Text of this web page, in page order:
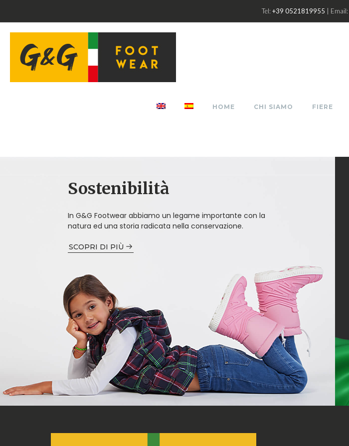
Tel: +39 0521819955 | Email:
HOME CHI SIAMO FIERE
Sostenibilità
In G&G Footwear abbiamo un legame importante con la
natura ed una storia radicata nella conservazione.
SCOPRI DI PIÙ